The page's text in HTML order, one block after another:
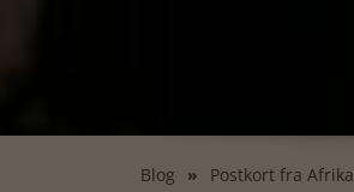
Blog Postkort fra Afrika